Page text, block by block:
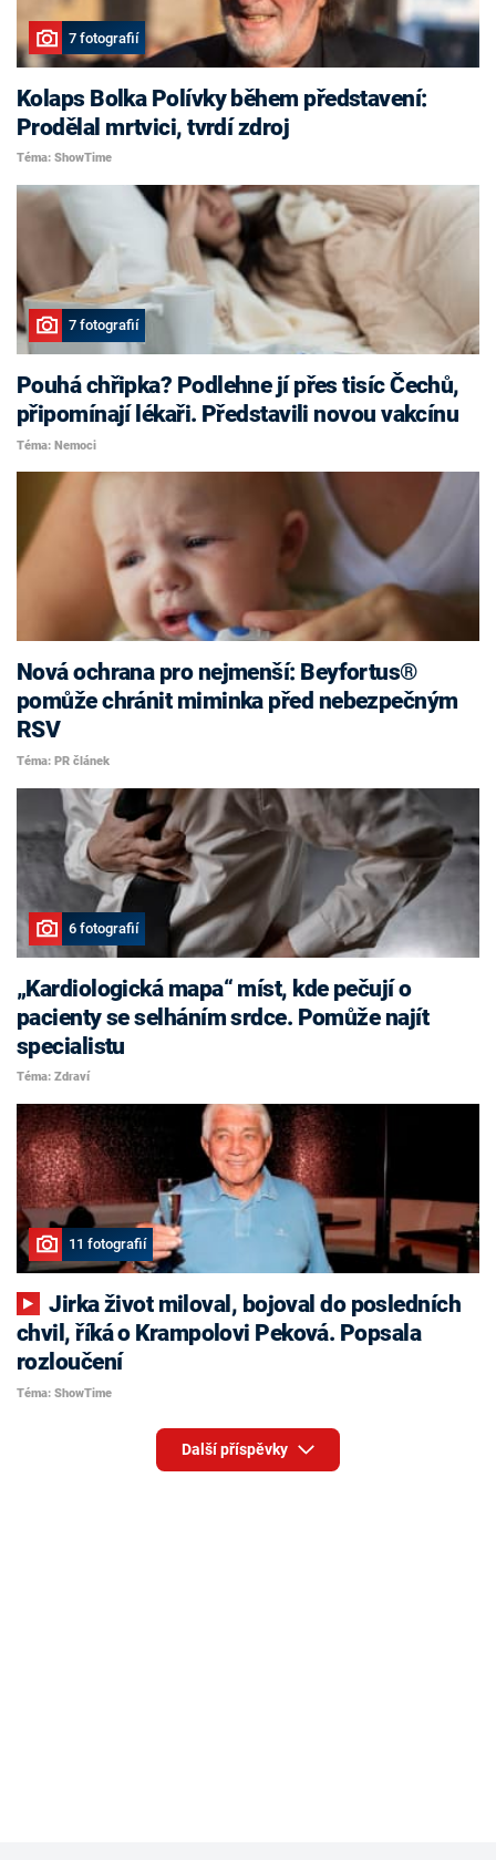
7 fotografií
Kolaps Bolka Polívky během představení:
Prodělal mrtvici, tvrdí zdroj
Téma: ShowTime
7 fotografií
Pouhá chřipka? Podlehne jí přes tisíc Čechů,
připomínají lékaři. Představili novou vakcínu
Téma: Nemoci
Nová ochrana pro nejmenší: Beyfortus®
pomůže chránit miminka před nebezpečným
RSV
Téma: PR článek
6 fotografií
„Kardiologická mapa“ míst, kde pečují o
pacienty se selháním srdce. Pomůže najít
specialistu
Téma: Zdraví
11 fotografií
Jirka život miloval, bojoval do posledních
chvil, říká o Krampolovi Peková. Popsala
rozloučení
Téma: ShowTime
Další příspěvky